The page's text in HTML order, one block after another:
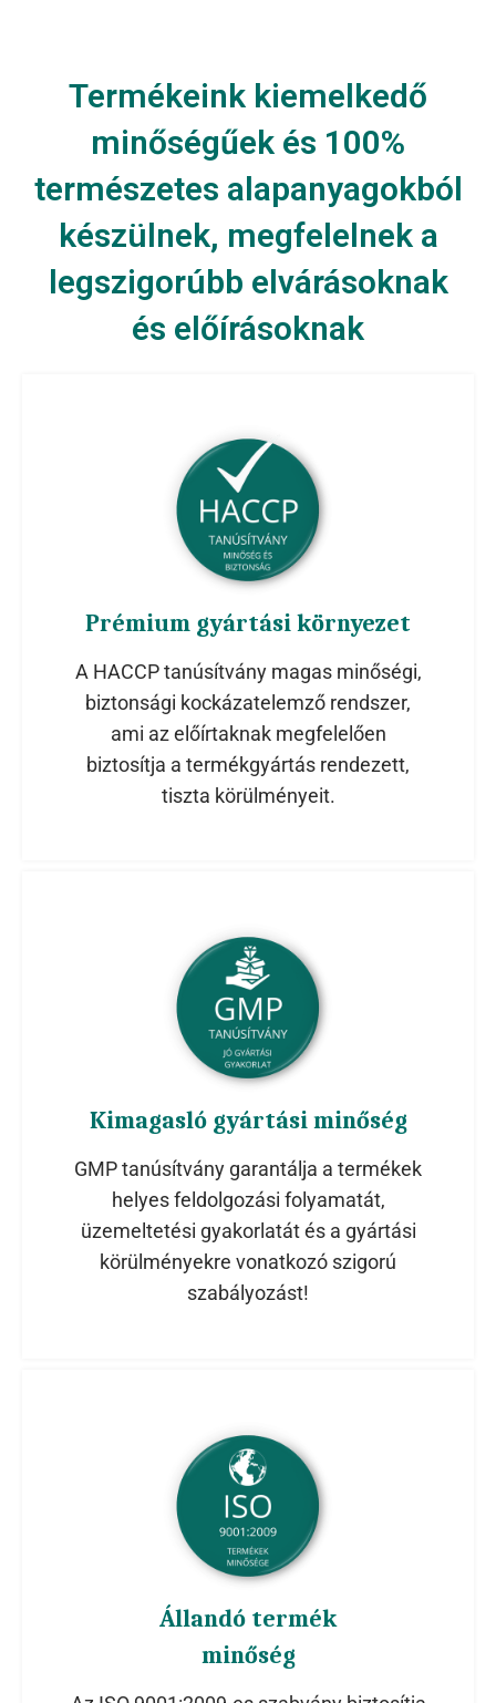
Termékeink kiemelkedő
minőségűek és 100%
természetes alapanyagokból
készülnek, megfelelnek a
legszigorúbb elvárásoknak
és előírásoknak
Prémium gyártási környezet
A HACCP tanúsítvány magas minőségi,
biztonsági kockázatelemző rendszer,
ami az előírtaknak megfelelően
biztosítja a termékgyártás rendezett,
tiszta körülményeit.
Kimagasló gyártási minőség
GMP tanúsítvány garantálja a termékek
helyes feldolgozási folyamatát,
üzemeltetési gyakorlatát és a gyártási
körülményekre vonatkozó szigorú
szabályozást!
Állandó termék
minőség